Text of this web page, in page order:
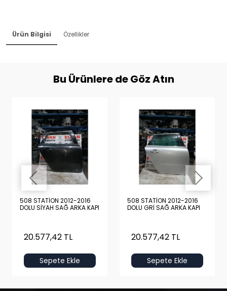
Ürün Bilgisi Özellikler
Bu Ürünlere de Göz Atın
508 STATİON 2012-2016
DOLU SİYAH SAĞ ARKA KAPI
20.577,42 TL
Sepete Ekle
508 STATİON 2012-2016
DOLU GRİ SAĞ ARKA KAPI
20.577,42 TL
Sepete Ekle